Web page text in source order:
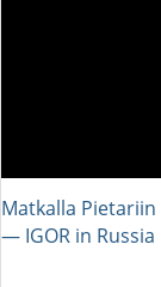
Matkalla
― IGOR in Russia